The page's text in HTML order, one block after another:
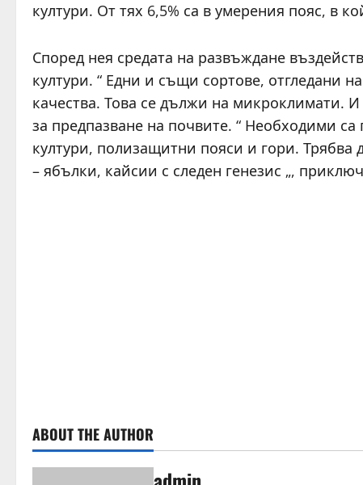
култури. От тях 6,5% са в умерения пояс, в
Според нея средата на развъждане
култури. “ Едни и същи сортове, отгледани
качества. Това се дължи на микроклимати.
за предпазване на почвите. “ Необходими
култури, полизащитни пояси и гори. Трябва
– ябълки, кайсии с следен генезис „,
ABOUT THE AUTHOR